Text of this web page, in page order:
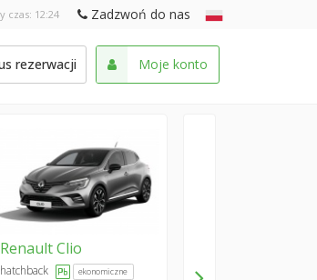
czas: 12:24 Zadzwoń do nas
rezerwacji Moje konto
RenaultClio
hatchback ekonomiczne